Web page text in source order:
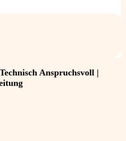
Anspruchsvoll |